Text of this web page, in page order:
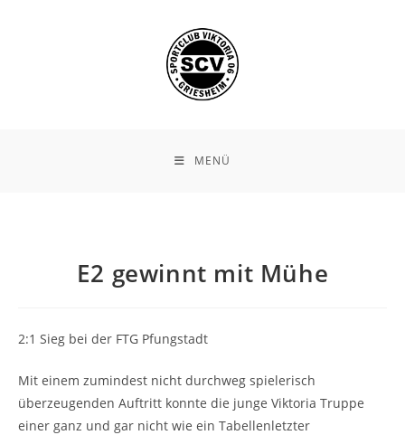
MENÜ
E2 gewinnt mit Mühe
2:1 Sieg bei der FTG Pfungstadt
Mit einem zumindest nicht durchweg spielerisch
überzeugenden Auftritt konnte die junge Viktoria Truppe
einer ganz und gar nicht wie ein Tabellenletzter